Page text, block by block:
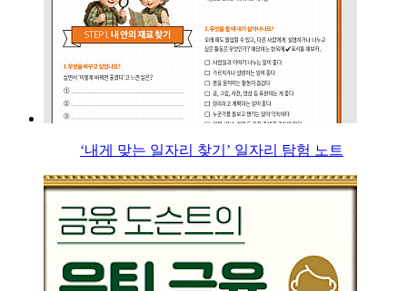
‘내게 맞는 일자리 찾기’ 일자리 탐험 노트